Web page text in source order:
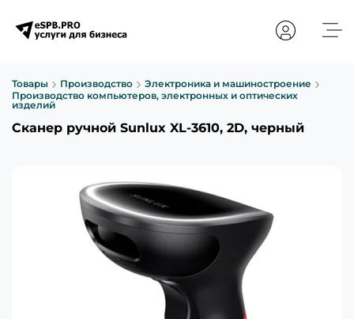
Товары Производство
Электроника и машиностроение
Производство компьютеров, электронных и оптических
изделий
Сканер ручной Sunlux XL-3610, 2D, черный